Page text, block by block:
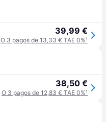
39,99 €
O 3 pagos de 13,33 € TAE 0%¹
38,50 €
O 3 pagos de 12,83 € TAE 0%¹